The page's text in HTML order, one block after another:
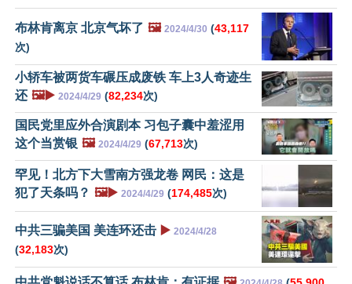
布林肯离京 北京气坏了 🖼️ 2024/4/30 (43,117
次)
小轿车被两货车碾压成废铁 车上3人奇迹生
还 🖼️▶️ 2024/4/29 (82,234次)
国民党里应外合演剧本 习包子囊中羞涩用
这个当赏银 🖼️ 2024/4/29 (67,713次)
罕见！北方下大雪南方强龙卷 网民：这是
犯了天条吗？ 🖼️▶️ 2024/4/29 (174,485次)
中共三骗美国 美连环还击 ▶️ 2024/4/28
(32,183次)